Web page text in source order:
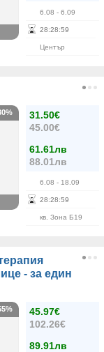
6.08 - 6.09
28:28:59
Център
31.50€
45.00€
61.61лв
88.01лв
6.08 - 18.09
28:28:59
кв. Зона Б19
- за един
45.97€
102.26€
89.91лв